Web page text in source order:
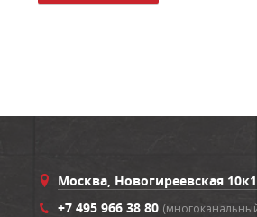
Москва, Новогиреевская 10к1
+7 495 966 38 80